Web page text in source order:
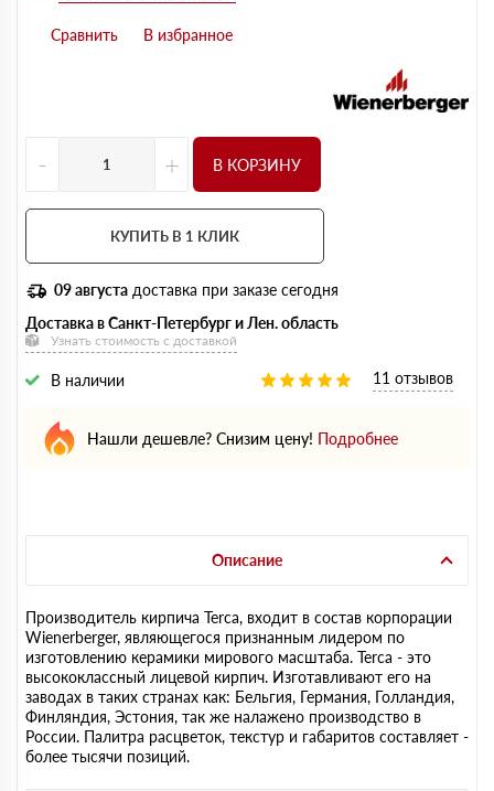
- + В КОРЗИНУ
КУПИТЬ В 1 КЛИК
09 августа доставка при заказе сегодня
Доставка в Санкт-Петербург и Лен. область
Узнать стоимость с доставкой
В наличии 11 отзывов
Нашли дешевле? Снизим цену! Подробнее
Описание
Производитель кирпича Terca, входит в состав корпорации
Wienerberger, являющегося признанным лидером по
изготовлению керамики мирового масштаба. Terca - это
высококлассный лицевой кирпич. Изготавливают его на
заводах в таких странах как: Бельгия, Германия, Голландия,
Финляндия, Эстония, так же налажено производство в
России. Палитра расцветок, текстур и габаритов составляет -
более тысячи позиций.